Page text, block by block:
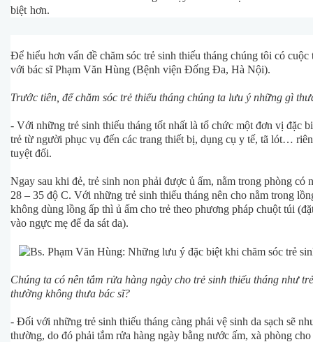
biệt hơn.
Để hiểu hơn vấn đề chăm sóc trẻ sinh thiếu tháng chúng tôi có cuộc
với bác sĩ Phạm Văn Hùng (Bệnh viện Đống Đa, Hà Nội).
Trước tiên, để chăm sóc trẻ thiếu tháng chúng ta lưu ý những gì
- Với những trẻ sinh thiếu tháng tốt nhất là tổ chức một đơn vị đặc
trẻ từ người phục vụ đến các trang thiết bị, dụng cụ y tế, tã lót…
tuyệt đối.
Ngay sau khi đẻ, trẻ sinh non phải được ủ ấm, nằm trong phòng có
28 – 35 độ C. Với những trẻ sinh thiếu tháng nên cho nằm trong
không dùng lồng ấp thì ủ ấm cho trẻ theo phương pháp chuột túi
vào ngực mẹ để da sát da).
Chúng ta có nên tắm rửa hàng ngày cho trẻ sinh thiếu tháng như
thường không thưa bác sĩ?
- Đối với những trẻ sinh thiếu tháng càng phải vệ sinh da sạch sẽ
thường, do đó phải tắm rửa hàng ngày bằng nước ấm, xà phòng cho